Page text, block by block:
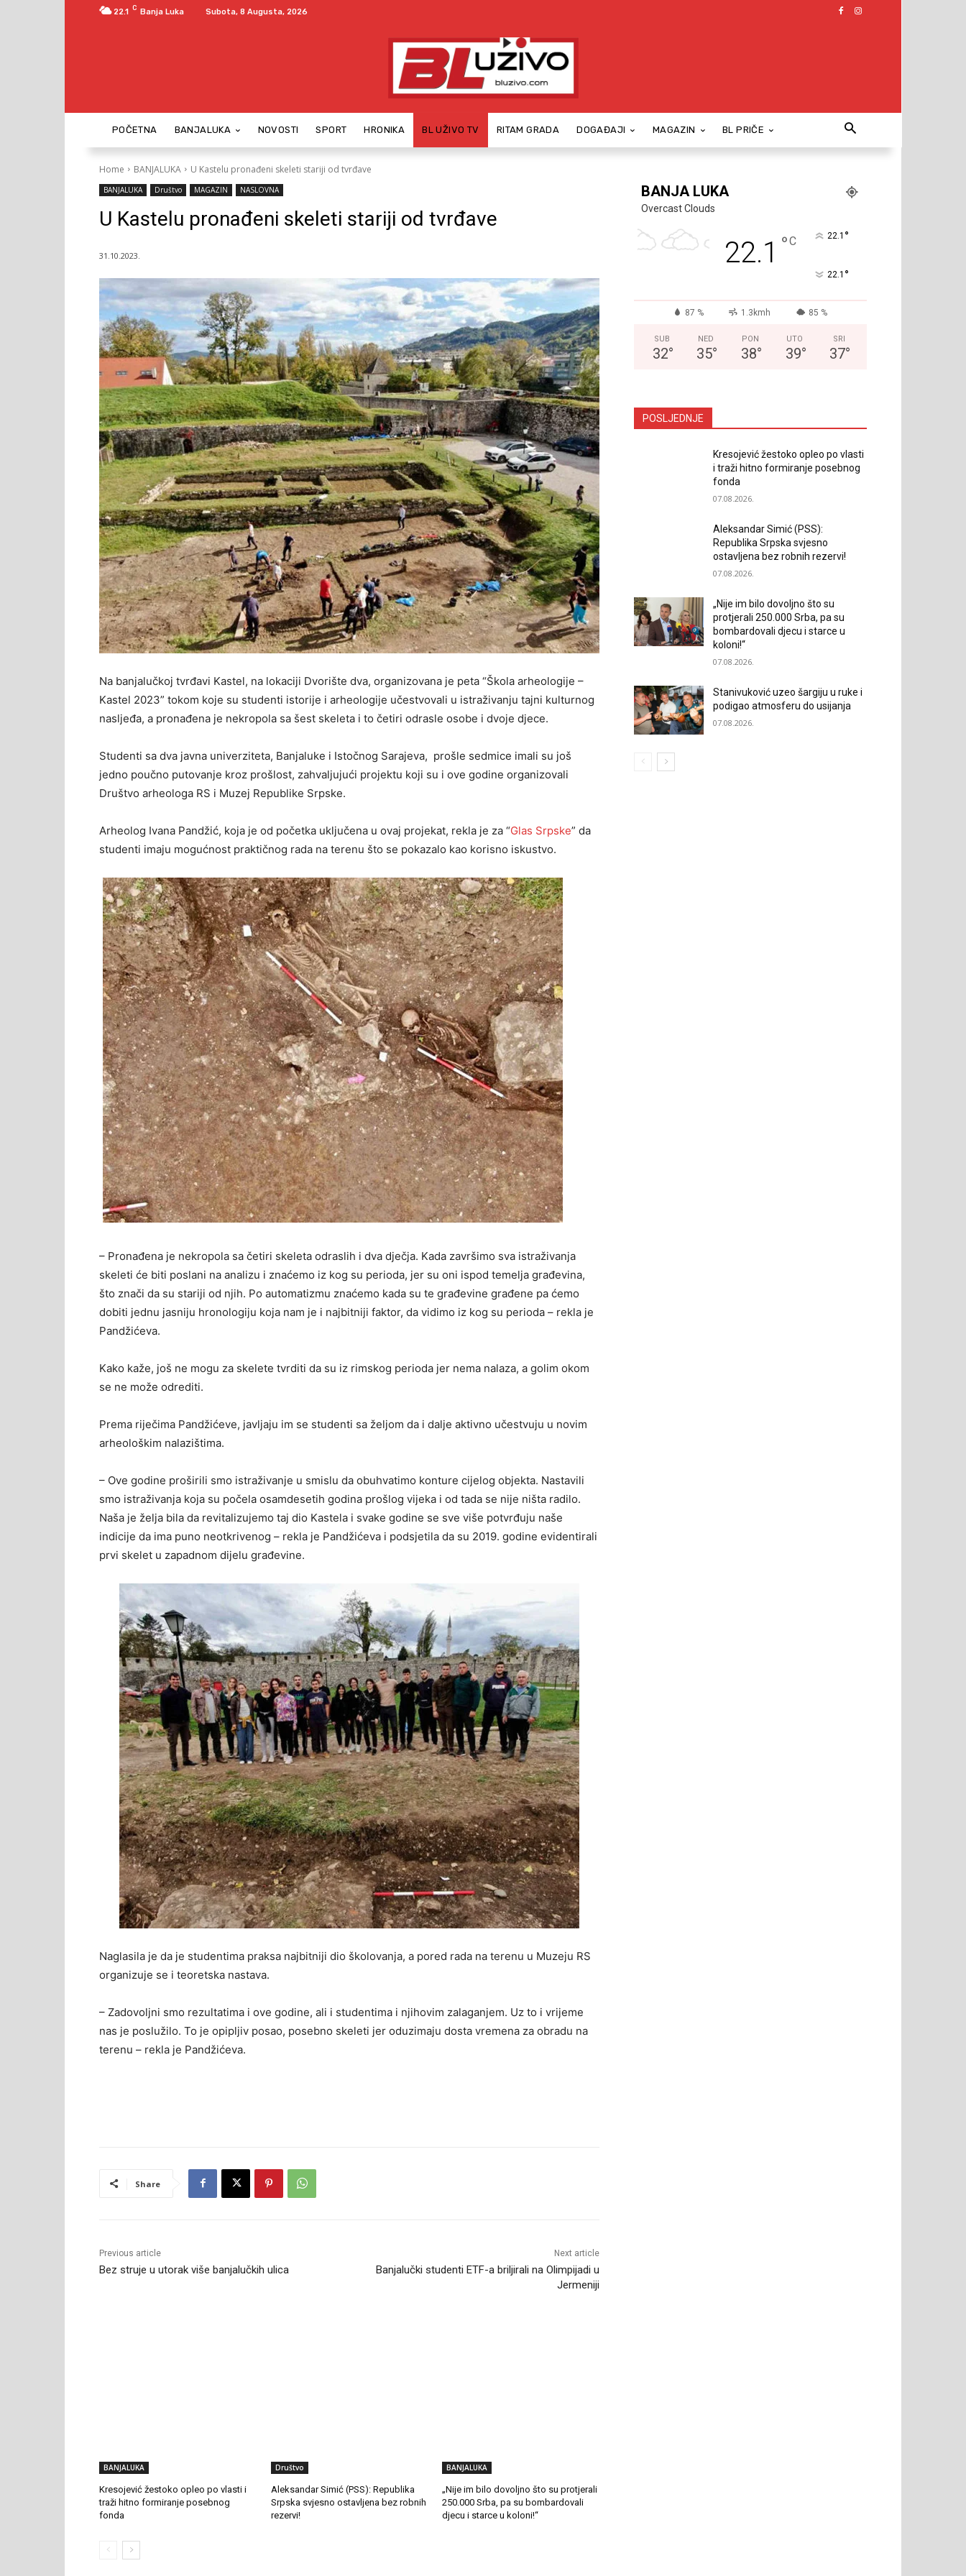
22.1 C Banja Luka Subota, 8 Augusta, 2026
POČETNA BANJALUKA NOVOSTI SPORT HRONIKA BL UŽIVO TV RITAM GRADA DOGAĐAJI MAGAZIN BL PRIČE
Home BANJALUKA U Kastelu pronađeni skeleti stariji od tvrđave
BANJALUKA Društvo MAGAZIN NASLOVNA
U Kastelu pronađeni skeleti stariji od tvrđave
31.10.2023.
Na banjalučkoj tvrđavi Kastel, na lokaciji Dvorište dva, organizovana je peta “Škola arheologije –
Kastel 2023” tokom koje su studenti istorije i arheologije učestvovali u istraživanju tajni kulturnog
nasljeđa, a pronađena je nekropola sa šest skeleta i to četiri odrasle osobe i dvoje djece.
Studenti sa dva javna univerziteta, Banjaluke i Istočnog Sarajeva, prošle sedmice imali su još
jedno poučno putovanje kroz prošlost, zahvaljujući projektu koji su i ove godine organizovali
Društvo arheologa RS i Muzej Republike Srpske.
Arheolog Ivana Pandžić, koja je od početka uključena u ovaj projekat, rekla je za “Glas Srpske” da
studenti imaju mogućnost praktičnog rada na terenu što se pokazalo kao korisno iskustvo.
– Pronađena je nekropola sa četiri skeleta odraslih i dva dječja. Kada završimo sva istraživanja
skeleti će biti poslani na analizu i znaćemo iz ko­g su perioda, jer su oni ispod temelja građevina,
što znači da su stariji od njih. Po automatizmu znaćemo kada su te građevine građene pa ćemo
dobiti jednu jasniju hronologiju koja nam je i najbitniji faktor, da vidimo iz kog su perioda – rekla je
Pandžićeva.
Kako kaže, još ne mogu za skelete tvrditi da su iz rimskog perioda jer nema nalaza, a golim okom
se ne može odrediti.
Prema riječima Pandžićeve, javljaju im se studenti sa željom da i dalje aktivno učestvuju u novim
arheološkim nalazištima.
– Ove godine proširili smo istraživanje u smislu da obuhvatimo konture cijelog objekta. Nastavili
smo istraživanja koja su počela osamdesetih godina prošlog vijeka i od tada se nije ništa radilo.
Naša je želja bila da revitalizujemo taj dio Kastela i svake godine se sve više potvrđuju naše
indicije da ima puno neotkrivenog – rekla je Pandžićeva i podsjetila da su 2019. godine evidentirali
prvi skelet u zapadnom dijelu građevine.
Naglasila je da je studentima praksa najbitniji dio školovanja, a pored rada na terenu u Muzeju RS
organizuje se i teoretska nastava.
– Zadovoljni smo rezultatima i ove godine, ali i studentima i njihovim zalaganjem. Uz to i vrijeme
nas je poslužilo. To je opipljiv posao, posebno skeleti jer oduzimaju dosta vremena za obradu na
terenu – rekla je Pandžićeva.
Share
Previous article
Bez struje u utorak više banjalučkih ulica
Next article
Banjalučki studenti ETF-a briljirali na Olimpijadi u
Jermeniji
BANJALUKA
Kresojević žestoko opleo po vlasti i
traži hitno formiranje posebnog
fonda
Društvo
Aleksandar Simić (PSS): Republika
Srpska svjesno ostavljena bez robnih
rezervi!
BANJALUKA
„Nije im bilo dovoljno što su protjerali
250.000 Srba, pa su bombardovali
djecu i starce u koloni!“
BANJA LUKA
Overcast Clouds
22.1 °C 22.1 °
22.1 °
87 % 1.3kmh 85 %
SUB
32°
NED
35°
PON
38°
UTO
39°
SRI
37°
POSLJEDNJE
Kresojević žestoko opleo po vlasti
i traži hitno formiranje posebnog
fonda
07.08.2026.
Aleksandar Simić (PSS):
Republika Srpska svjesno
ostavljena bez robnih rezervi!
07.08.2026.
„Nije im bilo dovoljno što su
protjerali 250.000 Srba, pa su
bombardovali djecu i starce u
koloni!“
07.08.2026.
Stanivuković uzeo šargiju u ruke i
podigao atmosferu do usijanja
07.08.2026.